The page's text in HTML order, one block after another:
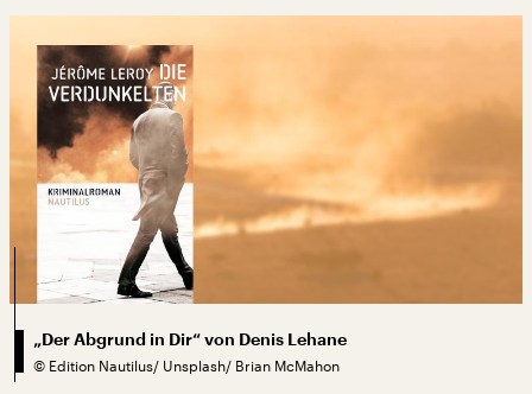
„Der Abgrund in Dir“ von Denis Lehane
© Edition Nautilus/ Unsplash/ Brian McMahon